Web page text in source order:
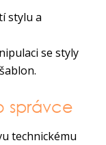
stylu a
se styly
správce
technickému